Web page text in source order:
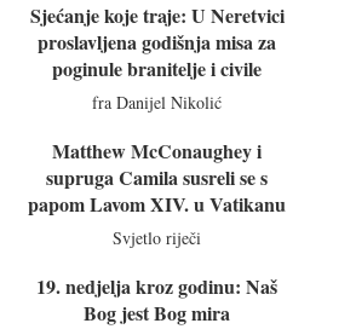
Sjećanje koje traje: U Neretvici
proslavljena godišnja misa za
poginule branitelje i civile
fra Danijel Nikolić
Matthew McConaughey i
supruga Camila susreli se s
papom Lavom XIV. u Vatikanu
Svjetlo riječi
19. nedjelja kroz godinu: Naš
Bog jest Bog mira